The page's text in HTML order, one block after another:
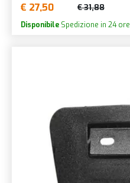
€ 27,50 € 31,88
Disponibile Spedizione in 24 ore